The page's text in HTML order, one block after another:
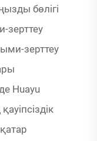
бөлігі
зерттеу
зерттеу
Huayu